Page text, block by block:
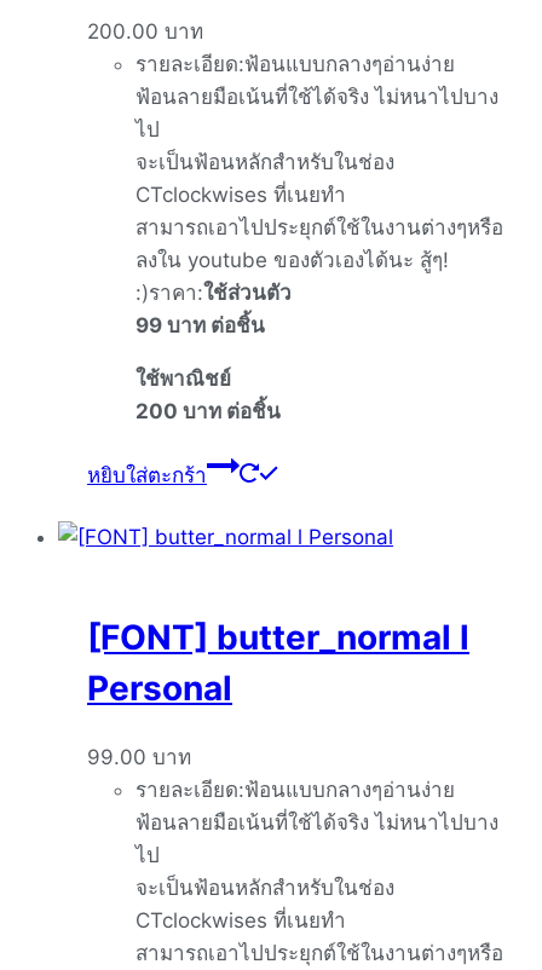
200.00 บาท
รายละเอียด:ฟ้อนแบบกลางๆอ่านง่าย
ฟ้อนลายมือเน้นที่ใช้ได้จริง ไม่หนาไปบาง
ไป
จะเป็นฟ้อนหลักสำหรับในช่อง
CTclockwises ที่เนยทำ
สามารถเอาไปประยุกต์ใช้ในงานต่างๆหรือ
ลงใน youtube ของตัวเองได้นะ สู้ๆ!
:)ราคา:ใช้ส่วนตัว
99 บาท ต่อชิ้น
ใช้พาณิชย์
200 บาท ต่อชิ้น
หยิบใส่ตะกร้า
[FONT] butter_normal l
Personal
99.00 บาท
รายละเอียด:ฟ้อนแบบกลางๆอ่านง่าย
ฟ้อนลายมือเน้นที่ใช้ได้จริง ไม่หนาไปบาง
ไป
จะเป็นฟ้อนหลักสำหรับในช่อง
CTclockwises ที่เนยทำ
สามารถเอาไปประยุกต์ใช้ในงานต่างๆหรือ